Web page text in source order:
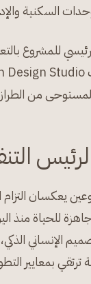
السكنية
من الطراز
يعكسان التزام
للحياة منذ
الإنساني
بمعايير